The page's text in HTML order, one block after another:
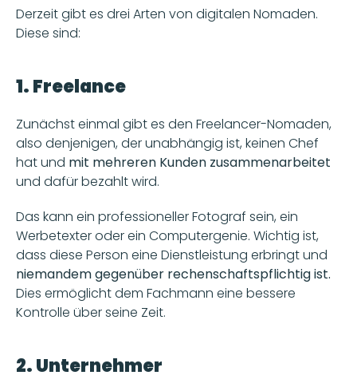
Derzeit gibt es drei Arten von digitalen Nomaden.
Diese sind:
1. Freelance
Zunächst einmal gibt es den Freelancer-Nomaden,
also denjenigen, der unabhängig ist, keinen Chef
hat und
und dafür bezahlt wird.
Das kann ein professioneller Fotograf sein, ein
Werbetexter oder ein Computergenie. Wichtig ist,
Dies ermöglicht dem Fachmann eine bessere
Kontrolle über seine Zeit.
2. Unternehmer